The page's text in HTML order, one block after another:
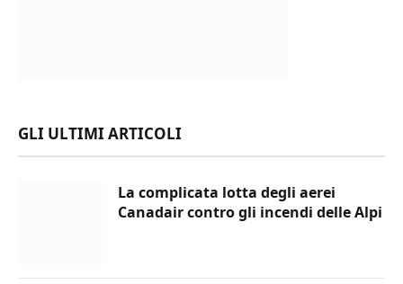
GLI ULTIMI ARTICOLI
La complicata lotta degli aerei
Canadair contro gli incendi delle Alpi